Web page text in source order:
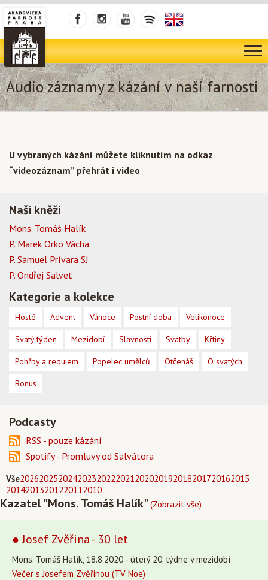
Audio záznamy z kázání v naší farnosti
Vše202620252024202320222021202020192018201720162015
20142013201220112010
Kazatel "Mons. Tomáš Halík"(Zobrazit vše)
● Josef Zvěřina - 30 let
Mons. Tomáš Halík, 18.8.2020 - úterý 20. týdne v mezidobí
Večer s Josefem Zvěřinou (TV Noe)
U vybraných kázání můžete kliknutím na odkaz
“videozáznam” přehrát i video
Naši kněží
Mons. Tomáš Halík
P. Marek Orko Vácha
P. Samuel Prívara SJ
P. Ondřej Salvet
Kategorie a kolekce
Hosté Advent Vánoce Postní doba Velikonoce
Svatý týden Mezidobí Slavnosti Svatby Křtiny
Pohřby a requiem Popelec umělců Otčenáš O svatých
Bonus
Podcasty
RSS - pouze kázání
Spotify - Promluvy od Salvátora